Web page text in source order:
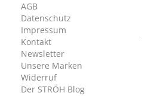
AGB
Datenschutz
Impressum
Kontakt
Newsletter
Unsere Marken
Widerruf
Der STRÖH Blog